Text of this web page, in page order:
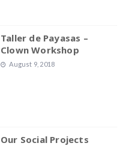
Taller de Payasas –
Clown Workshop
August 9, 2018
Our Social Projects